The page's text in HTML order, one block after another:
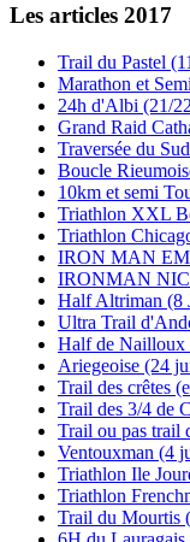
Les articles 2017
Trail du Pastel
Marathon et
24h d'Albi (21/
Grand Raid
Traversée du
Boucle
10km et semi
Triathlon XXL
Triathlon
IRON MAN
IRONMAN
Half Altriman (8
Ultra Trail
Half de Nailloux
Ariegeoise (24
Trail des crêtes
Trail des 3/4 de
Trail ou pas trail
Ventouxman (4
Triathlon Ile
Triathlon
Trail du Mourtis